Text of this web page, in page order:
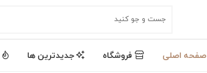
صفحه اصلی فروشگاه جدیدترین ها